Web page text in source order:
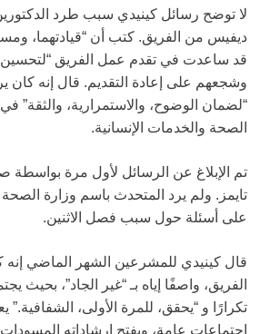
لا توضح رسائل كينيدي سبب طرد
ديفيس من الفريق. كتب أن “قيادتهما،
قد ساعدت في تقدم عمل الفريق “لتحسين
وشجعهم على إعادة التقديم. قال إنه كان
“لضمان الوضوح، والاستمرارية، والثقة”
الصحة والخدمات الإنسانية.
تم الإبلاغ عن الرسائل لأول مرة بواسطة
تايمز. ولم يرد المتحدث باسم وزارة الصحة
على أسئلة حول سبب فصل الاثنين.
قال كينيدي للمشرعين الشهر الماضي إنه
الفريق، واصفًا إياه بـ “غير الجاد”، بحيث
تكرارًا و “يحقق، للمرة الأولى، الشفافية.”
اجتماعات عامة، ويفتح إرشاداته المسودات